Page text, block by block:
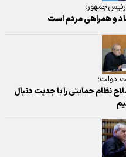
رئیس‌جمهور:
و همراهی مردم است
دولت؛
نظام حمایتی را با جدیت دنبال